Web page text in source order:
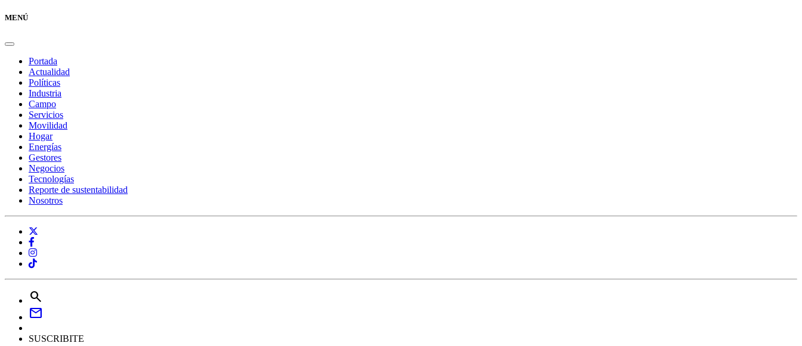
MENÚ
Portada
Actualidad
Políticas
Industria
Campo
Servicios
Movilidad
Hogar
Energías
Gestores
Negocios
Tecnologías
Reporte de sustentabilidad
Nosotros
search
mail
SUSCRIBITE